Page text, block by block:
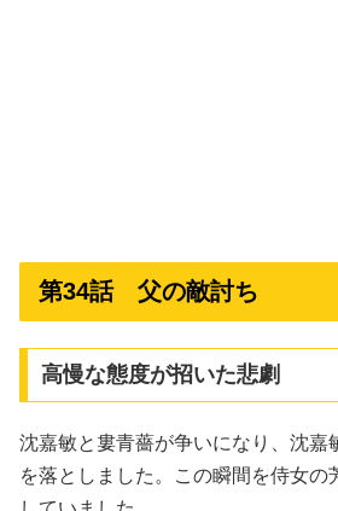
第34話 父の敵討ち
高慢な態度が招いた悲劇
沈嘉敏と婁青薔が争いになり、沈嘉
を落としました。この瞬間を侍女の